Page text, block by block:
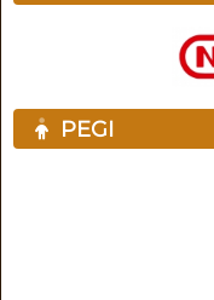
PEGI